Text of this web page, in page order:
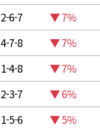
2-6-7
▼ 7%
4-7-8
▼ 7%
1-4-8
▼ 7%
2-3-7
▼ 6%
1-5-6
▼ 5%